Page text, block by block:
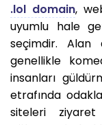
.lol domain,
uyumlu hale
seçimdir. Alan
genellikle
insanları
etrafında
siteleri